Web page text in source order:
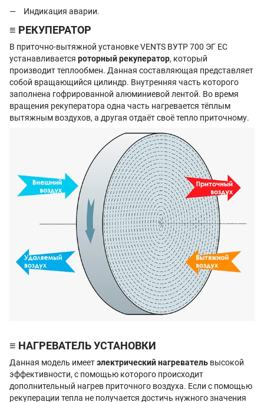
Индикация аварии.
≡ РЕКУПЕРАТОР
В приточно-вытяжной установке VENTS ВУТР 700 ЭГ ЕС
устанавливается роторный рекуператор, который
производит теплообмен. Данная составляющая представляет
собой вращающийся цилиндр. Внутренняя часть которого
заполнена гофрированной алюминиевой лентой. Во время
вращения рекуператора одна часть нагревается тёплым
вытяжным воздухов, а другая отдаёт своё тепло приточному.
≡ НАГРЕВАТЕЛЬ УСТАНОВКИ
Данная модель имеетэлектрический нагреватель высокой
эффективности, с помощью которого происходит
дополнительный нагрев приточного воздуха. Если с помощью
рекуперации тепла не получается достичь нужного значения